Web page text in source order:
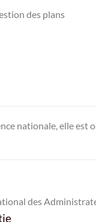
des plans
nationale, elle est
des